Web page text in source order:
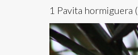
1 Pavita hormiguera (